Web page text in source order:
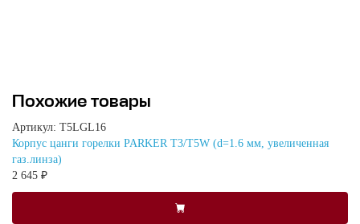
Похожие товары
Артикул: T5LGL16
Корпус цанги горелки PARKER T3/T5W (d=1.6 мм, увеличенная
газ.линза)
2 645 ₽